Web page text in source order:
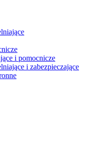
i pomocnicze
i zabezpieczające